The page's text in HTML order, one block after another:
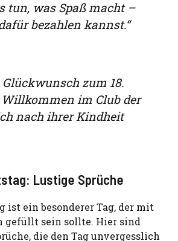
tun, was Spaß macht –
bezahlen kannst.“
zum 18.
Willkommen im Club der
nach ihrer Kindheit
Lustige Sprüche
ist ein besonderer Tag, der mit
gefüllt sein sollte. Hier sind
die den Tag unvergesslich